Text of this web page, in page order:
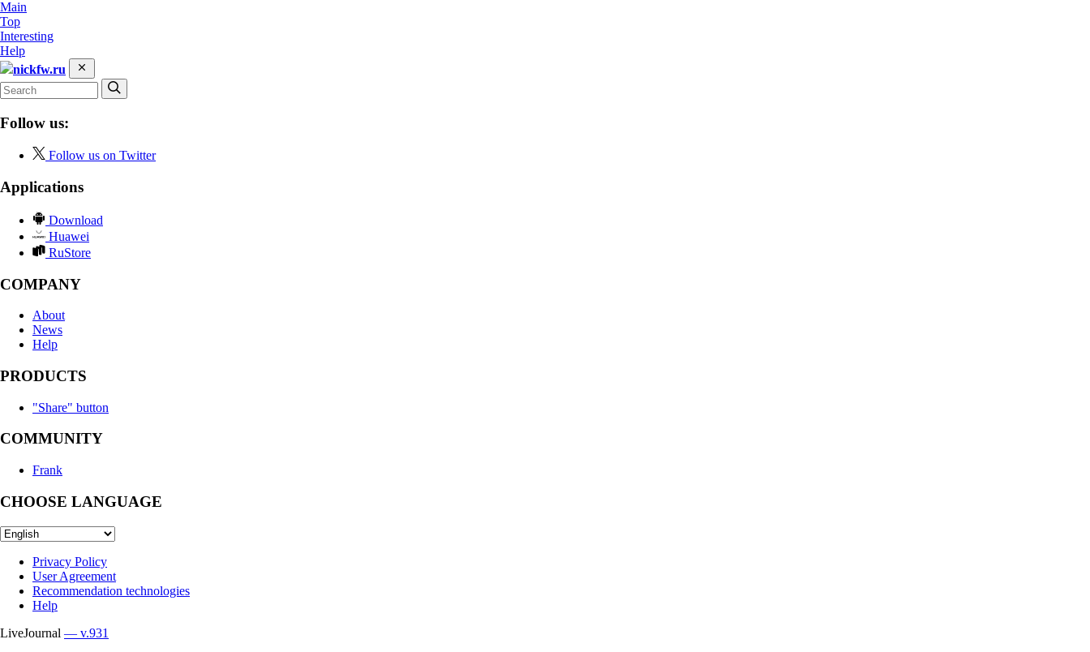
Main
Top
Interesting
Help
nickfw.ru
Follow us:
Follow us on Twitter
Applications
Download
Huawei
RuStore
COMPANY
About
News
Help
PRODUCTS
"Share" button
COMMUNITY
Frank
CHOOSE LANGUAGE
Privacy Policy
User Agreement
Recommendation technologies
Help
LiveJournal — v.931